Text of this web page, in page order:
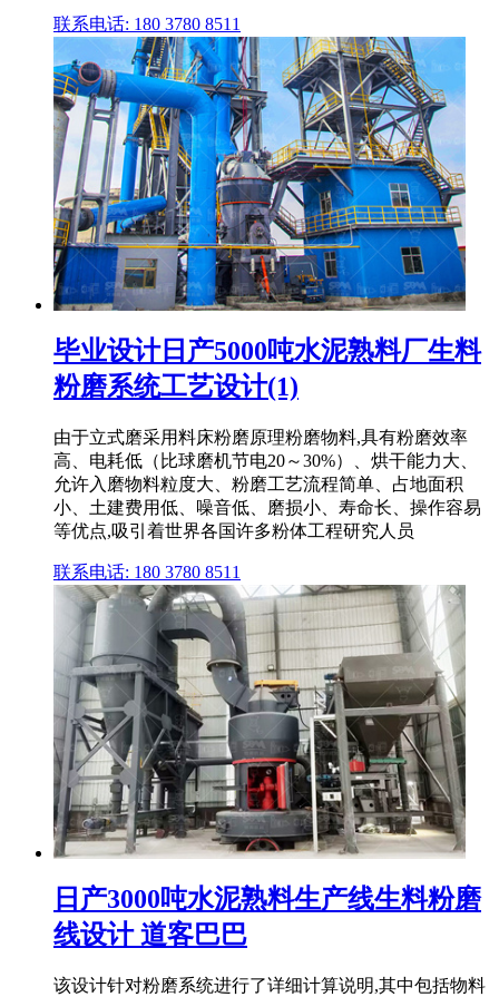
联系电话: 180 3780 8511
毕业设计日产5000吨水泥熟料厂生料
粉磨系统工艺设计(1)
由于立式磨采用料床粉磨原理粉磨物料,具有粉磨效率
高、电耗低（比球磨机节电20～30%）、烘干能力大、
允许入磨物料粒度大、粉磨工艺流程简单、占地面积
小、土建费用低、噪音低、磨损小、寿命长、操作容易
等优点,吸引着世界各国许多粉体工程研究人员
联系电话: 180 3780 8511
日产3000吨水泥熟料生产线生料粉磨
线设计 道客巴巴
该设计针对粉磨系统进行了详细计算说明,其中包括物料